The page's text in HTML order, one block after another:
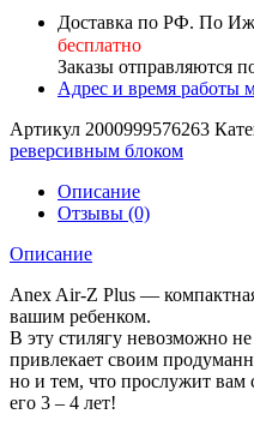
/
Серый
(Az-
10)
Доставка по РФ. По
бесплатно
Заказы отправляются
Адрес и время работы
Артикул 2000999576263
реверсивным блоком
Описание
Отзывы (0)
Описание
Anex Air-Z Plus — компактная
вашим ребенком.
В эту стилягу невозможно
привлекает своим
но и тем, что прослужит
его 3 – 4 лет!